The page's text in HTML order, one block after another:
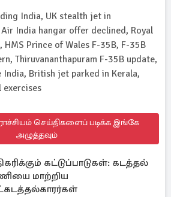
India, UK stealth jet in
India hangar offer declined, Royal
Prince of Wales F-35B, F-35B
Thiruvananthapuram F-35B update,
India, British jet parked in Kerala,
exercises
செய்திகளைப் படிக்க இங்கே
அழுத்தவும்
கட்டுப்பாடுகள்: கடத்தல்
மாற்றிய